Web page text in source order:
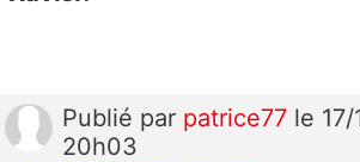
Publié par patrice77 le
20h03